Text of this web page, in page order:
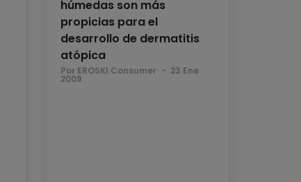
húmedas son más
propicias para el
desarrollo de dermatitis
atópica
Por EROSKI Consumer 23 Ene
2009